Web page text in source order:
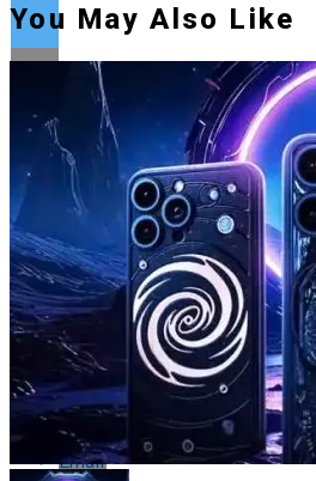
Flipboard
Reddit
Pinterest
Whatsapp
Whatsapp
Email
You May Also Like